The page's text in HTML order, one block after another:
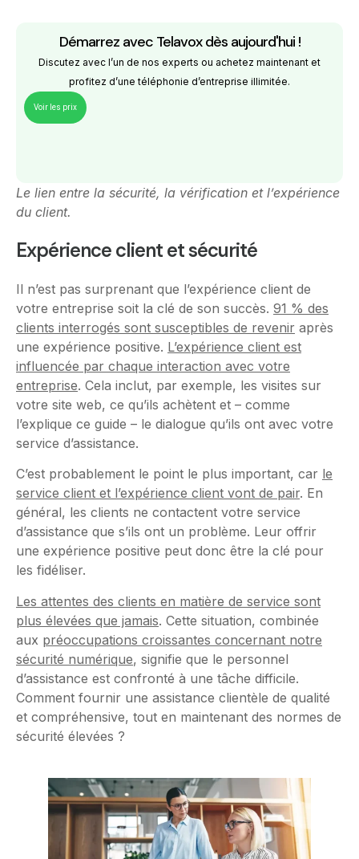
Démarrez avec Telavox dès aujourd'hui !
Discutez avec l’un de nos experts ou achetez maintenant et
profitez d’une téléphonie d’entreprise illimitée.
Voir les prix
Le lien entre la sécurité, la vérification et l’expérience
du client.
Expérience client et sécurité
Il n’est pas surprenant que l’expérience client de
votre entreprise soit la clé de son succès. 91 % des
clients interrogés sont susceptibles de revenir après
une expérience positive. L’expérience client est
influencée par chaque interaction avec votre
entreprise. Cela inclut, par exemple, les visites sur
votre site web, ce qu’ils achètent et – comme
l’explique ce guide – le dialogue qu’ils ont avec votre
service d’assistance.
C’est probablement le point le plus important, car le
service client et l’expérience client vont de pair. En
général, les clients ne contactent votre service
d’assistance que s’ils ont un problème. Leur offrir
une expérience positive peut donc être la clé pour
les fidéliser.
Les attentes des clients en matière de service sont
plus élevées que jamais. Cette situation, combinée
aux préoccupations croissantes concernant notre
sécurité numérique, signifie que le personnel
d’assistance est confronté à une tâche difficile.
Comment fournir une assistance clientèle de qualité
et compréhensive, tout en maintenant des normes de
sécurité élevées ?